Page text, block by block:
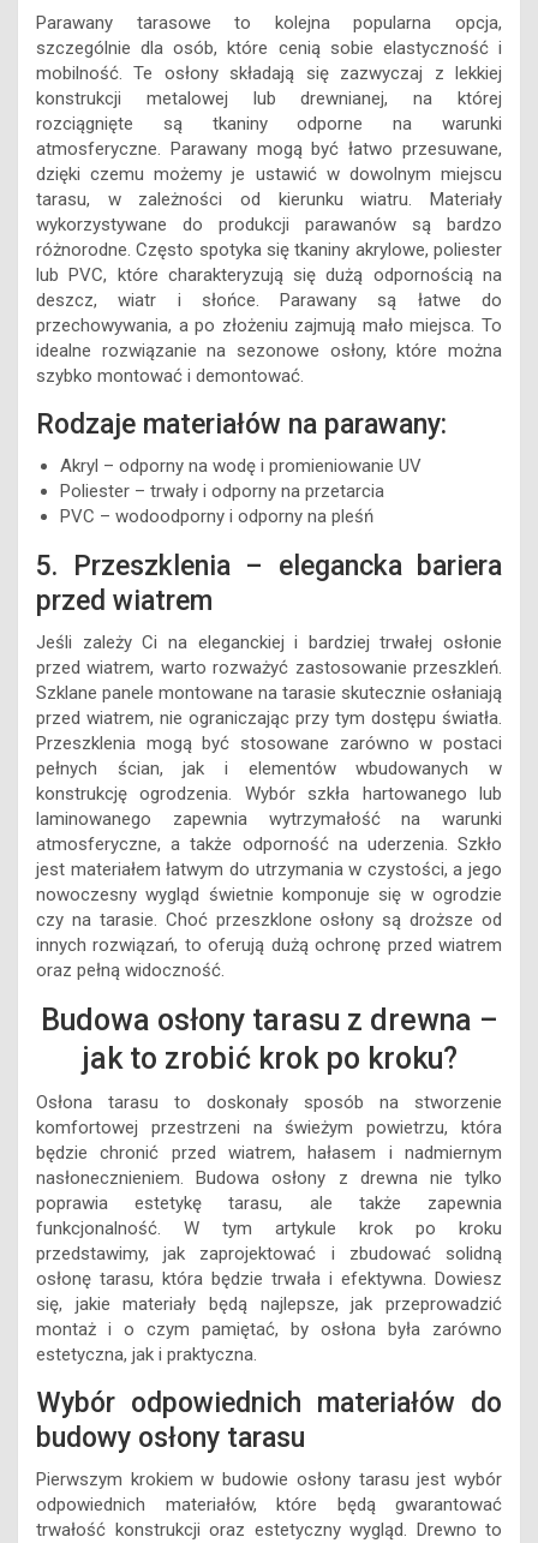
Parawany tarasowe to kolejna popularna opcja,
szczególnie dla osób, które cenią sobie elastyczność i
mobilność. Te osłony składają się zazwyczaj z lekkiej
konstrukcji metalowej lub drewnianej, na której
rozciągnięte są tkaniny odporne na warunki
atmosferyczne. Parawany mogą być łatwo przesuwane,
dzięki czemu możemy je ustawić w dowolnym miejscu
tarasu, w zależności od kierunku wiatru. Materiały
wykorzystywane do produkcji parawanów są bardzo
różnorodne. Często spotyka się tkaniny akrylowe, poliester
lub PVC, które charakteryzują się dużą odpornością na
deszcz, wiatr i słońce. Parawany są łatwe do
przechowywania, a po złożeniu zajmują mało miejsca. To
idealne rozwiązanie na sezonowe osłony, które można
szybko montować i demontować.
Rodzaje materiałów na parawany:
Akryl – odporny na wodę i promieniowanie UV
Poliester – trwały i odporny na przetarcia
PVC – wodoodporny i odporny na pleśń
5. Przeszklenia – elegancka bariera
przed wiatrem
Jeśli zależy Ci na eleganckiej i bardziej trwałej osłonie
przed wiatrem, warto rozważyć zastosowanie przeszkleń.
Szklane panele montowane na tarasie skutecznie osłaniają
przed wiatrem, nie ograniczając przy tym dostępu światła.
Przeszklenia mogą być stosowane zarówno w postaci
pełnych ścian, jak i elementów wbudowanych w
konstrukcję ogrodzenia. Wybór szkła hartowanego lub
laminowanego zapewnia wytrzymałość na warunki
atmosferyczne, a także odporność na uderzenia. Szkło
jest materiałem łatwym do utrzymania w czystości, a jego
nowoczesny wygląd świetnie komponuje się w ogrodzie
czy na tarasie. Choć przeszklone osłony są droższe od
innych rozwiązań, to oferują dużą ochronę przed wiatrem
oraz pełną widoczność.
Budowa osłony tarasu z drewna –
jak to zrobić krok po kroku?
Osłona tarasu to doskonały sposób na stworzenie
komfortowej przestrzeni na świeżym powietrzu, która
będzie chronić przed wiatrem, hałasem i nadmiernym
nasłonecznieniem. Budowa osłony z drewna nie tylko
poprawia estetykę tarasu, ale także zapewnia
funkcjonalność. W tym artykule krok po kroku
przedstawimy, jak zaprojektować i zbudować solidną
osłonę tarasu, która będzie trwała i efektywna. Dowiesz
się, jakie materiały będą najlepsze, jak przeprowadzić
montaż i o czym pamiętać, by osłona była zarówno
estetyczna, jak i praktyczna.
Wybór odpowiednich materiałów do
budowy osłony tarasu
Pierwszym krokiem w budowie osłony tarasu jest wybór
odpowiednich materiałów, które będą gwarantować
trwałość konstrukcji oraz estetyczny wygląd. Drewno to